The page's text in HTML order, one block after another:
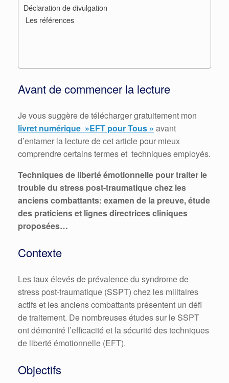
Déclaration de divulgation
Les références
Avant de commencer la lecture
Je vous suggère de télécharger gratuitement mon
livret numérique »EFT pour Tous » avant
d’entamer la lecture de cet article pour mieux
comprendre certains termes et techniques employés.
Techniques de liberté émotionnelle pour traiter le
trouble du stress post-traumatique chez les
anciens combattants: examen de la preuve, étude
des praticiens et lignes directrices cliniques
proposées…
Contexte
Les taux élevés de prévalence du syndrome de
stress post-traumatique (SSPT) chez les militaires
actifs et les anciens combattants présentent un défi
de traitement. De nombreuses études sur le SSPT
ont démontré l’efficacité et la sécurité des techniques
de liberté émotionnelle (EFT).
Objectifs